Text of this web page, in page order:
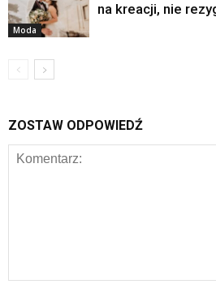
Moda
na kreacji, nie
ZOSTAW ODPOWIEDŹ